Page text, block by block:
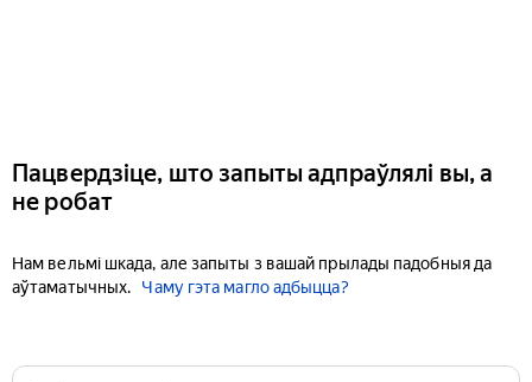
Пацвердзіце, што запыты адпраўлялі вы, а
не робат
Нам вельмі шкада, але запыты з вашай прылады падобныя да
аўтаматычных.
Чаму гэта магло адбыцца?